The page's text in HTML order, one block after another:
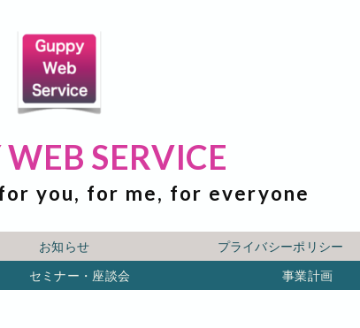
SERVICE
you, for me, for everyone
お知らせ プライバシーポリシー
セミナー・座談会 事業計画